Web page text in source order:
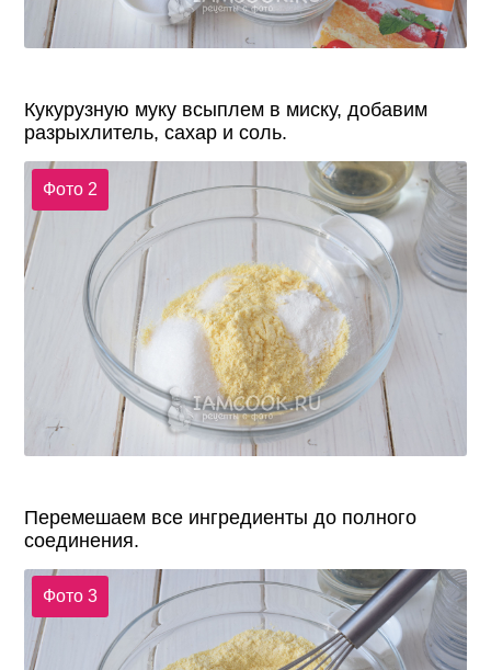
Кукурузную муку всыплем в миску, добавим
разрыхлитель, сахар и соль.
Фото 2
Перемешаем все ингредиенты до полного
соединения.
Фото 3